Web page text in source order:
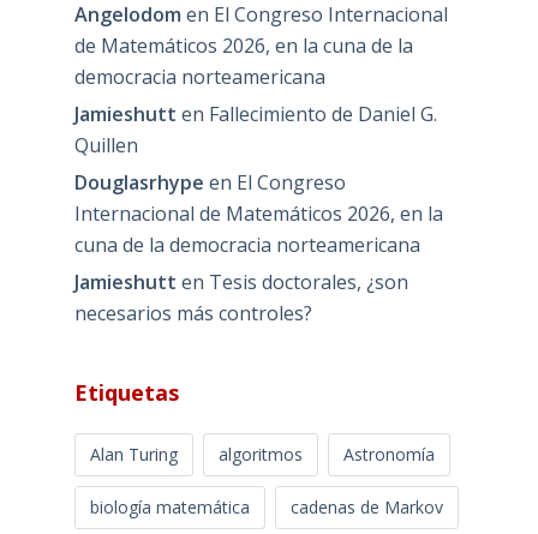
Angelodom en El Congreso Internacional
de Matemáticos 2026, en la cuna de la
democracia norteamericana
Jamieshutt en Fallecimiento de Daniel G.
Quillen
Douglasrhype en El Congreso
Internacional de Matemáticos 2026, en la
cuna de la democracia norteamericana
Jamieshutt en Tesis doctorales, ¿son
necesarios más controles?
Etiquetas
Alan Turing algoritmos Astronomía
biología matemática cadenas de Markov